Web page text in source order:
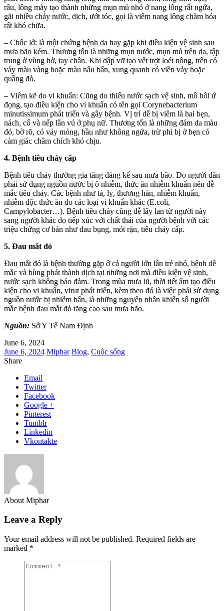
râu, lông mày tạo thành những mụn mủ nhỏ ở nang lông rất ngứa,
gãi nhiều chảy nước, dịch, ướt tóc, gọi là viêm nang lông chàm hóa
rất khó chữa.
– Chốc lở: là một chứng bệnh da hay gặp khi điều kiện vệ sinh sau
mưa bão kém. Thương tổn là những mụn nước, mụn mủ trên da, tập
trung ở vùng hở, tay chân. Khi dập vỡ tạo vết trợt loét nông, trên có
vảy màu vàng hoặc màu nâu bẩn, xung quanh có viền vảy hoặc
quầng đỏ.
– Viêm kẽ do vi khuẩn: Cũng do thiếu nước sạch vệ sinh, mồ hôi ứ
đọng, tạo điều kiện cho vi khuẩn có tên gọi Corynebacterium
minutissimum phát triển và gây bệnh. Vị trí dễ bị viêm là hai bẹn,
nách, cổ và nếp lằn vú ở phụ nữ. Thương tổn là những đám da màu
đỏ, bờ rõ, có vảy mỏng, hầu như không ngứa, trừ phi bị ở bẹn có
cảm giác châm chích khó chịu.
4. Bệnh tiêu chảy cấp
Bệnh tiêu chảy thường gia tăng đáng kể sau mưa bão. Do người dân
phải sử dụng nguồn nước bị ô nhiễm, thức ăn nhiễm khuẩn nên dễ
mắc tiêu chảy. Các bệnh như tả, lỵ, thương hàn, nhiễm khuẩn,
nhiễm độc thức ăn do các loại vi khuẩn khác (E.coli,
Campylobacter…). Bệnh tiêu chảy cũng dễ lây lan từ người này
sang người khác do tiếp xúc với chất thải của người bệnh với các
triệu chứng cơ bản như đau bụng, mót rặn, tiêu chảy cấp.
5. Đau mắt đỏ
Đau mắt đỏ là bệnh thường gặp ở cả người lớn lẫn trẻ nhỏ, bệnh dễ
mắc và bùng phát thành dịch tại những nơi mà điều kiện vệ sinh,
nước sạch không bảo đảm. Trong mùa mưa lũ, thời tiết ẩm tạo điều
kiện cho vi khuẩn, virut phát triển, kèm theo đó là việc phải sử dụng
nguồn nước bị nhiễm bẩn, là những nguyên nhân khiến số người
mắc bệnh đau mắt đỏ tăng cao sau mưa bão.
Nguồn: Sở Y Tế Nam Định
June 6, 2024
June 6, 2024 Miphar Blog, Cuộc sống
Share
Email
Twitter
Facebook
Google +
Pinterest
Tumblr
Linkedin
Vkontakte
About Miphar
Leave a Reply
Your email address will not be published. Required fields are
marked *